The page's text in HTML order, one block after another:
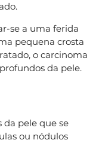
se a uma ferida
pequena crosta
o carcinoma
da pele.
da pele que se
ou nódulos